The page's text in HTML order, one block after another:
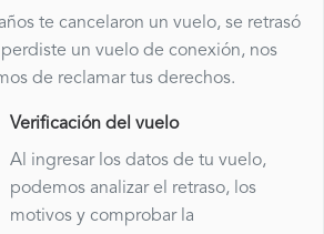
te cancelaron un vuelo, se retrasó
perdiste un vuelo de conexión, nos
de reclamar tus derechos.
Verificación del vuelo
Al ingresar los datos de tu vuelo,
podemos analizar el retraso, los
motivos y comprobar la